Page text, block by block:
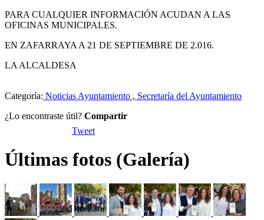
PARA CUALQUIER INFORMACIÓN ACUDAN A LAS
OFICINAS MUNICIPALES.
EN ZAFARRAYA A 21 DE SEPTIEMBRE DE 2.016.
LA ALCALDESA
Categoría: Noticias Ayuntamiento , Secretaría del Ayuntamiento
¿Lo encontraste útil? Compartir
Tweet
Últimas fotos (Galería)